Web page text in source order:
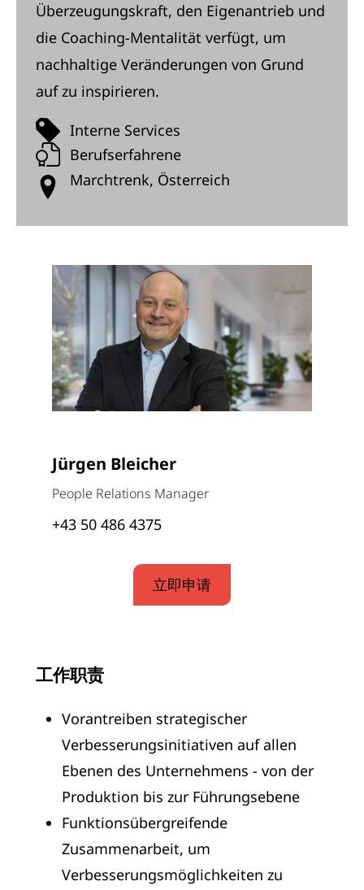
Überzeugungskraft, den Eigenantrieb und
die Coaching-Mentalität verfügt, um
nachhaltige Veränderungen von Grund
auf zu inspirieren.
Interne Services
Berufserfahrene
Marchtrenk, Österreich
Jürgen Bleicher
People Relations Manager
+43 50 486 4375
立即申请
工作职责
Vorantreiben strategischer
Verbesserungsinitiativen auf allen
Ebenen des Unternehmens - von der
Produktion bis zur Führungsebene
Funktionsübergreifende
Zusammenarbeit, um
Verbesserungsmöglichkeiten zu